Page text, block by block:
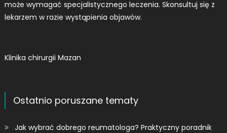
może wymagać specjalistycznego leczenia. Skonsultuj się z
lekarzem w razie wystąpienia objawów.
Klinika chirurgii Mazan
Ostatnio poruszane tematy
Jak wybrać dobrego reumatologa? Praktyczny poradnik